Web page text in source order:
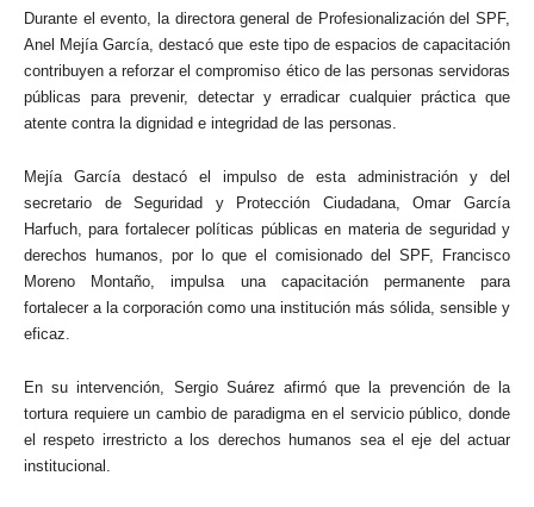
Durante el evento, la directora general de Profesionalización del SPF,
Anel Mejía García, destacó que este tipo de espacios de capacitación
contribuyen a reforzar el compromiso ético de las personas servidoras
públicas para prevenir, detectar y erradicar cualquier práctica que
atente contra la dignidad e integridad de las personas.
Mejía García destacó el impulso de esta administración y del
secretario de Seguridad y Protección Ciudadana, Omar García
Harfuch, para fortalecer políticas públicas en materia de seguridad y
derechos humanos, por lo que el comisionado del SPF, Francisco
Moreno Montaño, impulsa una capacitación permanente para
fortalecer a la corporación como una institución más sólida, sensible y
eficaz.
En su intervención, Sergio Suárez afirmó que la prevención de la
tortura requiere un cambio de paradigma en el servicio público, donde
el respeto irrestricto a los derechos humanos sea el eje del actuar
institucional.